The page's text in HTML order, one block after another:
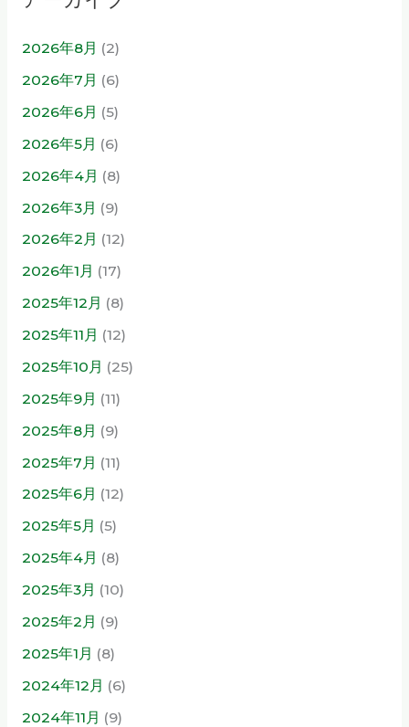
2026年8月 (2)
2026年7月 (6)
2026年6月 (5)
2026年5月 (6)
2026年4月 (8)
2026年3月 (9)
2026年2月 (12)
2026年1月 (17)
2025年12月 (8)
2025年11月 (12)
2025年10月 (25)
2025年9月 (11)
2025年8月 (9)
2025年7月 (11)
2025年6月 (12)
2025年5月 (5)
2025年4月 (8)
2025年3月 (10)
2025年2月 (9)
2025年1月 (8)
2024年12月 (6)
2024年11月 (9)